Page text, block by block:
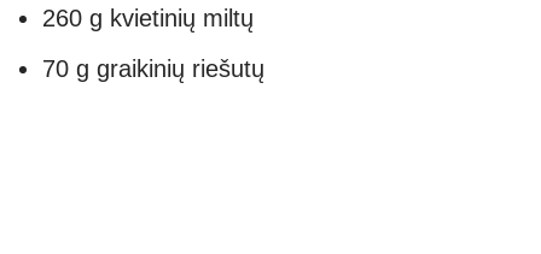
260 g kvietinių miltų
70 g graikinių riešutų